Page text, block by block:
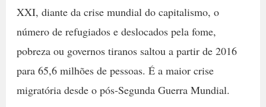
XXI, diante da crise mundial do capitalismo, o
número de refugiados e deslocados pela fome,
pobreza ou governos tiranos saltou a partir de 2016
para 65,6 milhões de pessoas. É a maior crise
migratória desde o pós-Segunda Guerra Mundial.